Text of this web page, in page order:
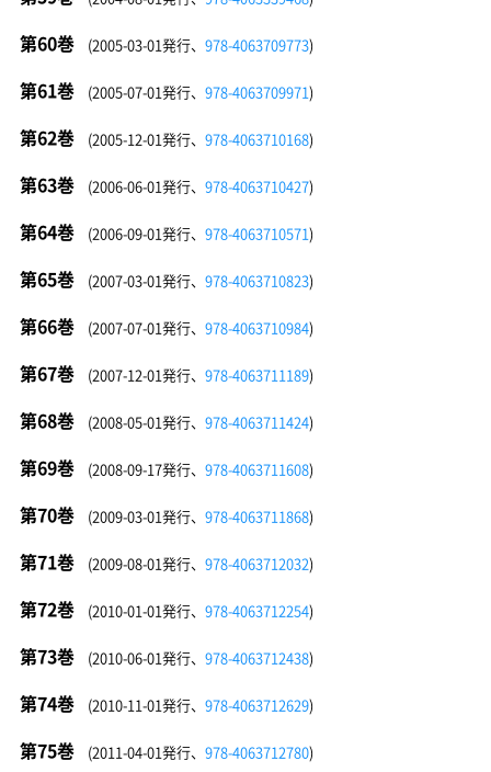
第60巻 (2005-03-01発行、 978-4063709773)
第61巻 (2005-07-01発行、 978-4063709971)
第62巻 (2005-12-01発行、 978-4063710168)
第63巻 (2006-06-01発行、 978-4063710427)
第64巻 (2006-09-01発行、 978-4063710571)
第65巻 (2007-03-01発行、 978-4063710823)
第66巻 (2007-07-01発行、 978-4063710984)
第67巻 (2007-12-01発行、 978-4063711189)
第68巻 (2008-05-01発行、 978-4063711424)
第69巻 (2008-09-17発行、 978-4063711608)
第70巻 (2009-03-01発行、 978-4063711868)
第71巻 (2009-08-01発行、 978-4063712032)
第72巻 (2010-01-01発行、 978-4063712254)
第73巻 (2010-06-01発行、 978-4063712438)
第74巻 (2010-11-01発行、 978-4063712629)
第75巻 (2011-04-01発行、 978-4063712780)